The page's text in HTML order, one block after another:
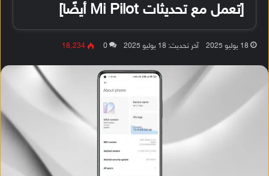
[تعمل مع تحديثات Mi Pilot أيضًا]
18 يوليو 2025 آخر تحديث: 18 يوليو 2025 0 18٬234